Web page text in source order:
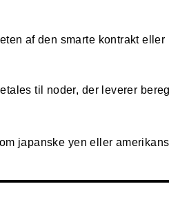
af den smarte kontrakt
til noder, der leverer
japanske yen eller